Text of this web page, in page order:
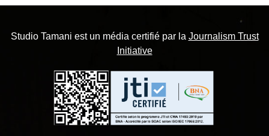
Studio Tamani est un média certifié par la Journalism Trust
Initiative